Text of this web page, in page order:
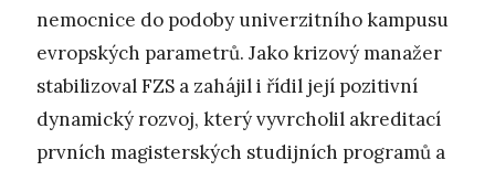
nemocnice do podoby univerzitního kampusu
evropských parametrů. Jako krizový manažer
stabilizoval FZS a zahájil i řídil její pozitivní
dynamický rozvoj, který vyvrcholil akreditací
prvních magisterských studijních programů a